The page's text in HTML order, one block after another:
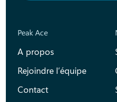
Peak Ace
A propos
Rejoindre l’équipe
Contact